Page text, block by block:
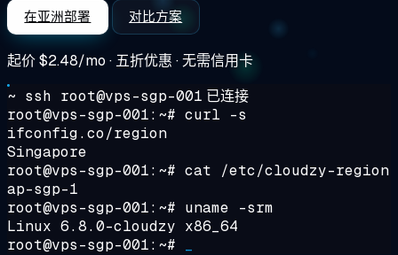
在亚洲部署 对比方案
起价$2.48/mo · 五折优惠 · 无需信用卡
~ ssh root@vps-sgp-001 已连接
root@vps-sgp-001:~# curl -s
ifconfig.co/region
Singapore
root@vps-sgp-001:~# cat /etc/cloudzy-region
ap-sgp-1
root@vps-sgp-001:~# uname -srm
Linux 6.8.0-cloudzy x86_64
root@vps-sgp-001:~#